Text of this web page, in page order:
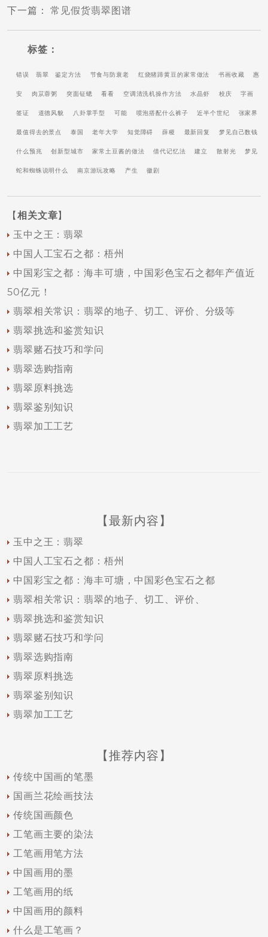
下一篇 ：常见假货翡翠图谱
标签：
错误 翡翠 鉴定方法 节食与防衰老 红烧猪蹄黄豆的家常做法 书画收藏 惠
安 肉苁蓉粥 突面钲蟋 看看 空调清洗机操作方法 水晶虾 校庆 字画
签证 道德风貌 八卦掌手型 可能 喷泡搭配什么裤子 近半个世纪 张家界
最值得去的景点 泰国 老年大学 知觉障碍 薛稷 最新回复 梦见自己数钱
什么预兆 创新型城市 家常土豆酱的做法 借代记忆法 建立 散射光 梦见
蛇和蜘蛛说明什么 南京游玩攻略 产生 徽剧
【相关文章】
玉中之王：翡翠
中国人工宝石之都：梧州
中国彩宝之都：海丰可塘，中国彩色宝石之都年产值近
50亿元！
翡翠相关常识：翡翠的地子、切工、评价、分级等
翡翠挑选和鉴赏知识
翡翠赌石技巧和学问
翡翠选购指南
翡翠原料挑选
翡翠鉴别知识
翡翠加工工艺
【最新内容】
玉中之王：翡翠
中国人工宝石之都：梧州
中国彩宝之都：海丰可塘，中国彩色宝石之都
翡翠相关常识：翡翠的地子、切工、评价、
翡翠挑选和鉴赏知识
翡翠赌石技巧和学问
翡翠选购指南
翡翠原料挑选
翡翠鉴别知识
翡翠加工工艺
【推荐内容】
传统中国画的笔墨
国画兰花绘画技法
传统国画颜色
工笔画主要的染法
工笔画用笔方法
中国画用的墨
工笔画用的纸
中国画用的颜料
什么是工笔画？